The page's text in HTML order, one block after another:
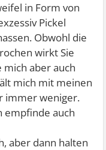
in Form von
Pickel
Obwohl die
wirkt Sie
aber auch
mich mit meinen
immer weniger.
empfinde auch
aber dann halten